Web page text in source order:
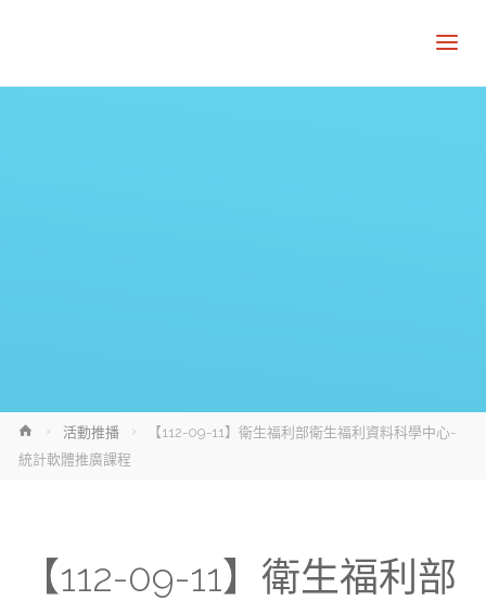
Home活動推播
【112-09-11】衛生福利部衛生福利資料科學中心-
統計軟體推廣課程
【112-09-11】衛生福利部